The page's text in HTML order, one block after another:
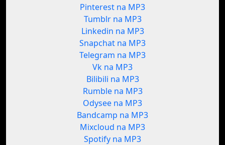
Pinterest na MP3
Tumblr na MP3
Linkedin na MP3
Snapchat na MP3
Telegram na MP3
Vk na MP3
Bilibili na MP3
Rumble na MP3
Odysee na MP3
Bandcamp na MP3
Mixcloud na MP3
Spotify na MP3